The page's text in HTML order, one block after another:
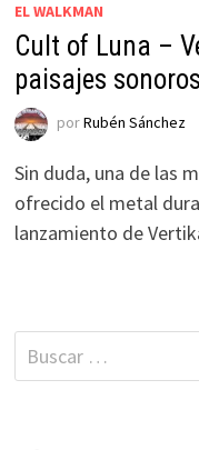
EL WALKMAN
Cult of Luna –
paisajes sonoros
porRubén Sánchez
Sin duda, una de las
ofrecido el metal
lanzamiento de
Buscar: